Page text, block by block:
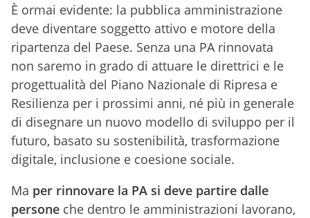
È ormai evidente: la pubblica amministrazione
deve diventare soggetto attivo e motore della
ripartenza del Paese. Senza una PA rinnovata
non saremo in grado di attuare le direttrici e le
progettualità del Piano Nazionale di Ripresa e
Resilienza per i prossimi anni, né più in generale
di disegnare un nuovo modello di sviluppo per il
futuro, basato su sostenibilità, trasformazione
digitale, inclusione e coesione sociale.
Ma per rinnovare la PA si deve partire dalle
persone che dentro le amministrazioni lavorano,